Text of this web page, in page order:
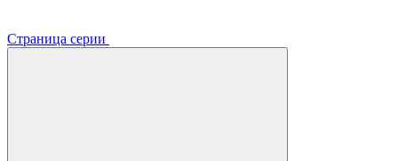
Страница серии